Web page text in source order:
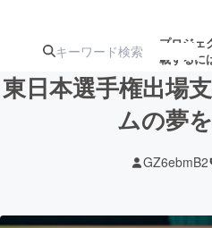
プロジェ
載するに
ジェクト
東日本選手権出場
ムの夢
GZ6ebmB2